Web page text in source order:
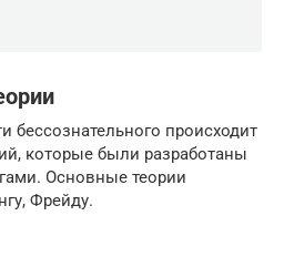
бессознательного происходит
которые были разработаны
Основные теории
Фрейду.